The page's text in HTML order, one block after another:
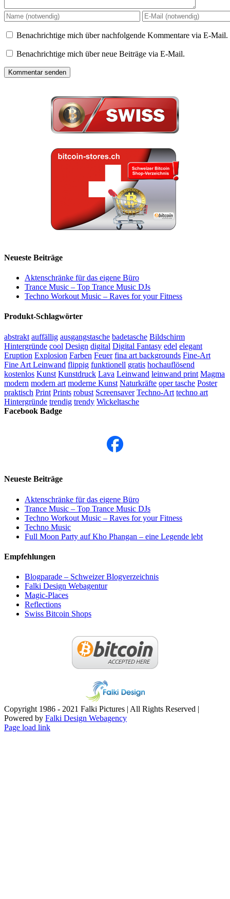
Benachrichtige mich über nachfolgende Kommentare via E-Mail.
Benachrichtige mich über neue Beiträge via E-Mail.
Neueste Beiträge
Aktenschränke für das eigene Büro
Trance Music – Top Trance Music DJs
Techno Workout Music – Raves for your Fitness
Produkt-Schlagwörter
abstrakt auffällig ausgangstasche badetasche Bildschirm
Hintergründe cool Design digital Digital Fantasy edel elegant
Eruption Explosion Farben Feuer fina art backgrounds Fine-Art
Fine Art Leinwand flippig funktionell gratis hochauflösend
kostenlos Kunst Kunstdruck Lava Leinwand leinwand print Magma
modern modern art moderne Kunst Naturkräfte oper tasche Poster
praktisch Print Prints robust Screensaver Techno-Art techno art
Hintergründe trendig trendy Wickeltasche
Facebook Badge
Neueste Beiträge
Aktenschränke für das eigene Büro
Trance Music – Top Trance Music DJs
Techno Workout Music – Raves for your Fitness
Techno Music
Full Moon Party auf Kho Phangan – eine Legende lebt
Empfehlungen
Blogparade – Schweizer Blogverzeichnis
Falki Design Webagentur
Magic-Places
Reflections
Swiss Bitcoin Shops
Copyright 1986 - 2021 Falki Pictures | All Rights Reserved |
Powered by Falki Design Webagency
Page load link